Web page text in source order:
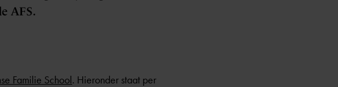
AFS.
Familie School. Hieronder staat per